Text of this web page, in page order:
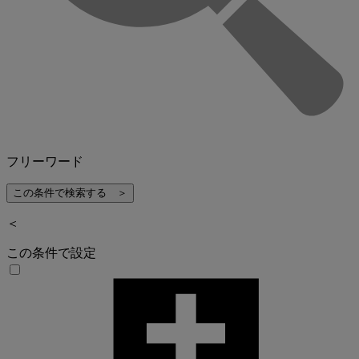
フリーワード
＜
この条件で設定